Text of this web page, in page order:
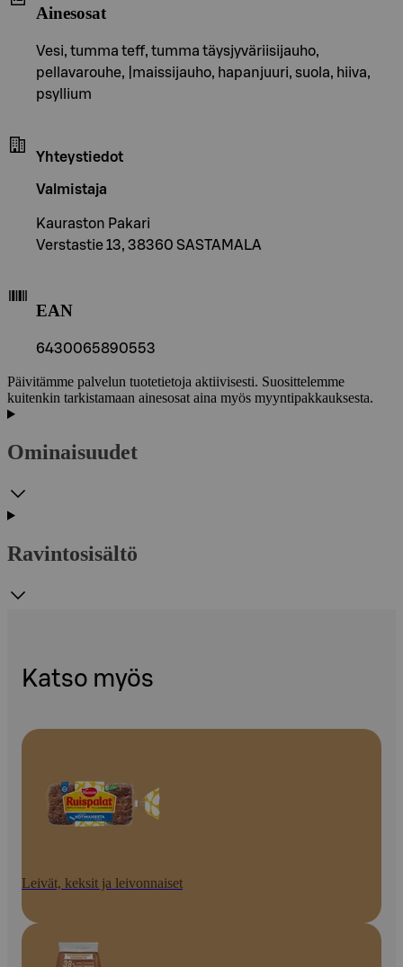
Ainesosat
Vesi, tumma teff, tumma täysjyväriisijauho,
pellavarouhe, |maissijauho, hapanjuuri, suola, hiiva,
psyllium
Yhteystiedot
Valmistaja
Kauraston Pakari
Verstastie 13, 38360 SASTAMALA
EAN
6430065890553
Päivitämme palvelun tuotetietoja aktiivisesti. Suosittelemme
kuitenkin tarkistamaan ainesosat aina myös myyntipakkauksesta.
Ominaisuudet
Ravintosisältö
Katso myös
Leivät, keksit ja leivonnaiset